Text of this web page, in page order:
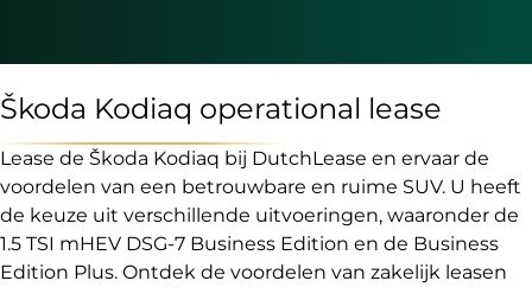
Škoda Kodiaq operational lease
Lease de Škoda Kodiaq bij DutchLease en ervaar de
voordelen van een betrouwbare en ruime SUV. U heeft
de keuze uit verschillende uitvoeringen, waaronder de
1.5 TSI mHEV DSG-7 Business Edition en de Business
Edition Plus. Ontdek de voordelen van zakelijk leasen